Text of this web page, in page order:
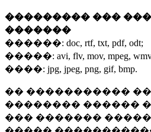
��������� ���
�������
������: doc, rtf, txt, pdf, odt;
�����: avi, flv, mov, mpeg,
����: jpg, jpeg, png, gif, bmp.
�� �����������
�������� ������
��� �������